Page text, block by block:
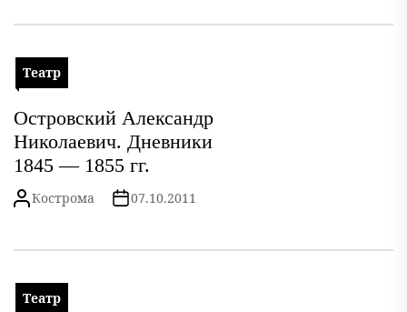
Театр
Островский Александр
Николаевич. Дневники
1845 — 1855 гг.
Кострома 07.10.2011
Театр